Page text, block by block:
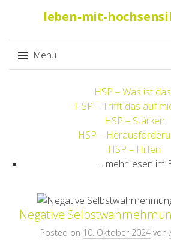
leben-mit-
Menü
HSP – Was ist
HSP – Trifft das auf
HSP – Stärken
HSP –
HSP – Hilfen
… mehr lesen im
Negative
Posted on 10. Oktober 2024 von